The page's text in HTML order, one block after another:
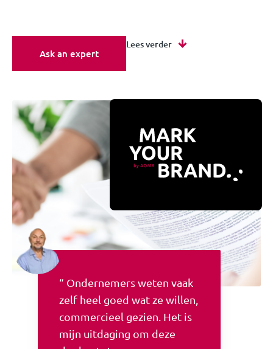
Ask an expert
Lees verder
“ Ondernemers weten vaak
zelf heel goed wat ze willen,
commercieel gezien. Het is
mijn uitdaging om deze